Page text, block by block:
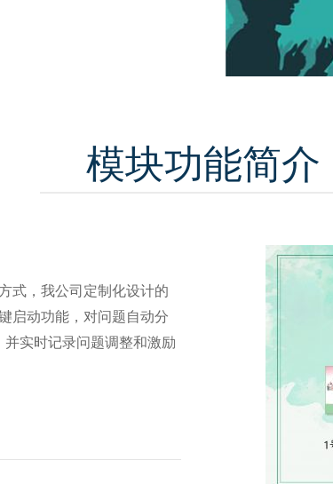
模块功能简介
式，我公司定制化设计的
启动功能，对问题自动分
实时记录问题调整和激励